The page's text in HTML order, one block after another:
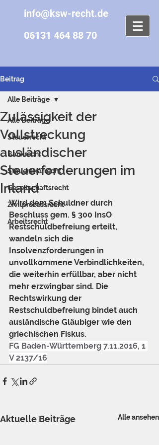
info@ksw-recht.de
06131 464 88 70
Beitrag
Alle Beiträge
Steuerrecht
Bankrecht
Steuerstrafrecht
Gesellschaftsrecht
Zivilprozessrecht
Arbeitsrecht
Alle Beiträge
Zulässigkeit der
Vollstreckung
ausländischer
Steuerforderungen im
Inland
Wird dem Schuldner durch
Beschluss gem. § 300 InsO
Restschuldbefreiung erteilt,
wandeln sich die
Insolvenzforderungen in
unvollkommene Verbindlichkeiten,
die weiterhin erfüllbar, aber nicht
mehr erzwingbar sind. Die
Rechtswirkung der
Restschuldbefreiung bindet auch
ausländische Gläubiger wie den
griechischen Fiskus.
FG Baden-Württemberg 7.11.2016, 1
V 2137/16
Aktuelle Beiträge Alle ansehen